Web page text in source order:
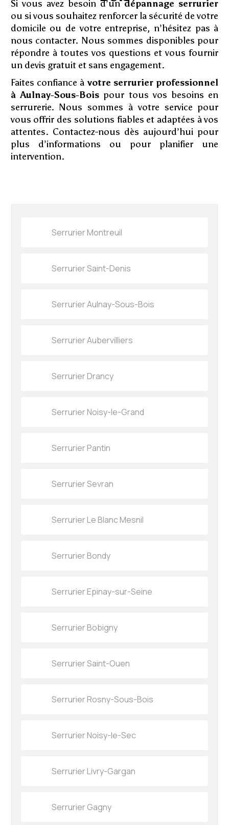
Si vous avez besoin d’undépannage serrurier
ou si vous souhaitez renforcer la sécurité de votre
domicile ou de votre entreprise, n’hésitez pas à
nous contacter. Nous sommes disponibles pour
répondre à toutes vos questions et vous fournir
un devis gratuit et sans engagement.
Faites confiance à votre serrurier professionnel
à Aulnay-Sous-Boispour tous vos besoins en
serrurerie. Nous sommes à votre service pour
vous offrir des solutions fiables et adaptées à vos
attentes. Contactez-nous dès aujourd’hui pour
plus d’informations ou pour planifier une
intervention.
Serrurier Montreuil
Serrurier Saint-Denis
Serrurier Aulnay-Sous-Bois
Serrurier Aubervilliers
Serrurier Drancy
Serrurier Noisy-le-Grand
Serrurier Pantin
Serrurier Sevran
Serrurier Le Blanc Mesnil
Serrurier Bondy
Serrurier Epinay-sur-Seine
Serrurier Bobigny
Serrurier Saint-Ouen
Serrurier Rosny-Sous-Bois
Serrurier Noisy-le-Sec
Serrurier Livry-Gargan
Serrurier Gagny